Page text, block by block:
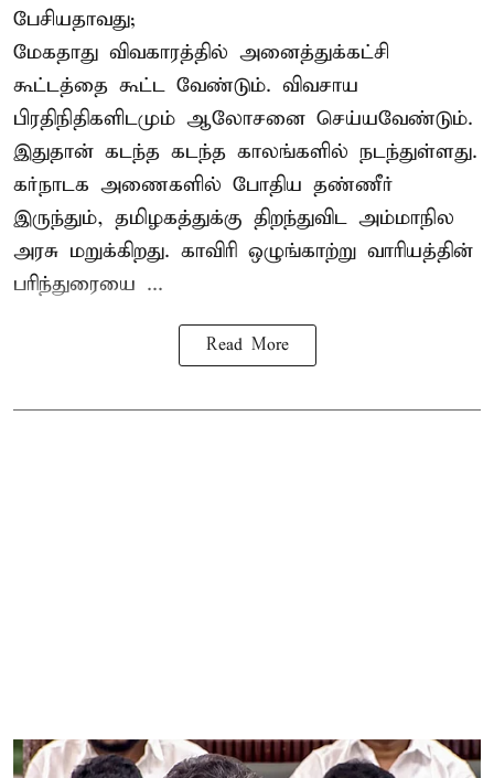
பேசியதாவது;
மேகதாது விவகாரத்தில் அனைத்துக்கட்சி
கூட்டத்தை கூட்ட வேண்டும். விவசாய
பிரதிநிதிகளிடமும் ஆலோசனை செய்யவேண்டும்.
இதுதான் கடந்த கடந்த காலங்களில் நடந்துள்ளது.
கர்நாடக அணைகளில் போதிய தண்ணீர்
இருந்தும், தமிழகத்துக்கு திறந்துவிட அம்மாநில
அரசு மறுக்கிறது. காவிரி ஒழுங்காற்று வாரியத்தின்
பரிந்துரையை ...
Read More